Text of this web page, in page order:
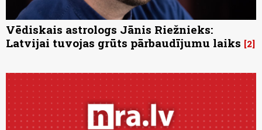
Vēdiskais astrologs Jānis Riežnieks:
Latvijai tuvojas grūts pārbaudījumu laiks 2